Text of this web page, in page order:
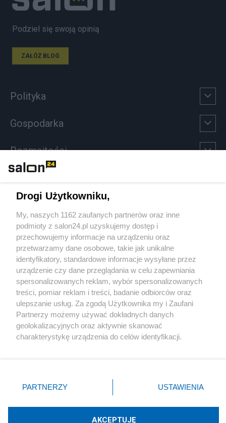
Podziel się swoją opinią
ZAŁÓŻ BLOG
Polityka
Gospodarka
Rozmaitości
Sport
Społeczeństwo
Kultura
X Facebook Instagram Youtube
Drogi Użytkowniku,
My, naszych 1162 zaufanych partnerów oraz inne
podmioty z salon24.pl uzyskujemy dostęp i
przechowujemy informacje na urządzeniu oraz
przetwarzamy dane osobowe, takie jak unikalne
identyfikatory, standardowe informacje wysyłane przez
urządzenie czy dane przeglądania w celu zapewniania
spersonalizowanych reklam, wybór spersonalizowanych
treści, pomiar reklam i treści, badanie odbiorców oraz
ulepszanie usług. Za zgodą Użytkownika my i Zaufani
Partnerzy możemy używać dokładnych danych
geolokalizacyjnych oraz aktywnie skanować
charakterystykę urządzenia do celów identyfikacji.
zmienić/wycofać klikając przycisk ustawień prywatności
znajdujący się w lewym dolnym rogu strony
rodzaje przetwarzania danych nie wymagają zgody
użytkownika, ale masz prawo sprzeciwić się takiemu
PARTNERZY USTAWIENIA
AKCEPTUJĘ